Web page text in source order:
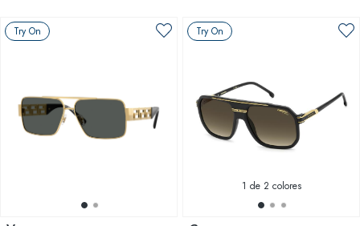
Try On Try On
1 de 2 colores